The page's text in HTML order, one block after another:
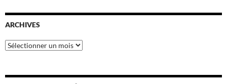
ARCHIVES
Archives